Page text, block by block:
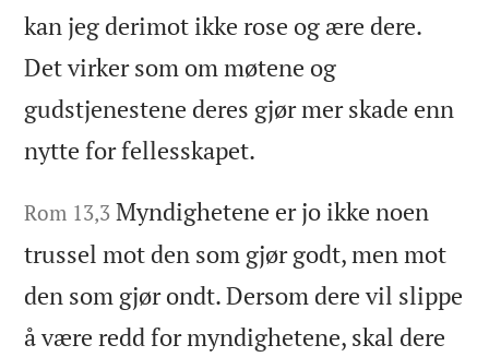
kan jeg derimot ikke rose og ære dere.
Det virker som om møtene og
gudstjenestene deres gjør mer skade enn
nytte for fellesskapet.
Rom 13,3 Myndighetene er jo ikke noen
trussel mot den som gjør godt, men mot
den som gjør ondt. Dersom dere vil slippe
å være redd for myndighetene, skal dere